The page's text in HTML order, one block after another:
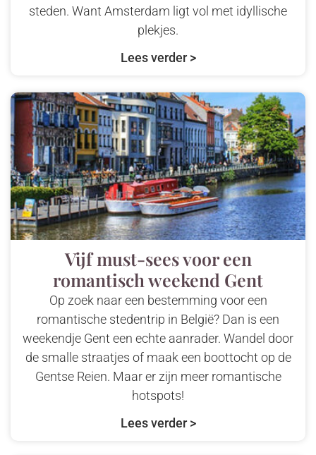
steden. Want Amsterdam ligt vol met idyllische
plekjes.
Lees verder >
Vijf must-sees voor een
romantisch weekend Gent
Op zoek naar een bestemming voor een
romantische stedentrip in België? Dan is een
weekendje Gent een echte aanrader. Wandel door
de smalle straatjes of maak een boottocht op de
Gentse Reien. Maar er zijn meer romantische
hotspots!
Lees verder >